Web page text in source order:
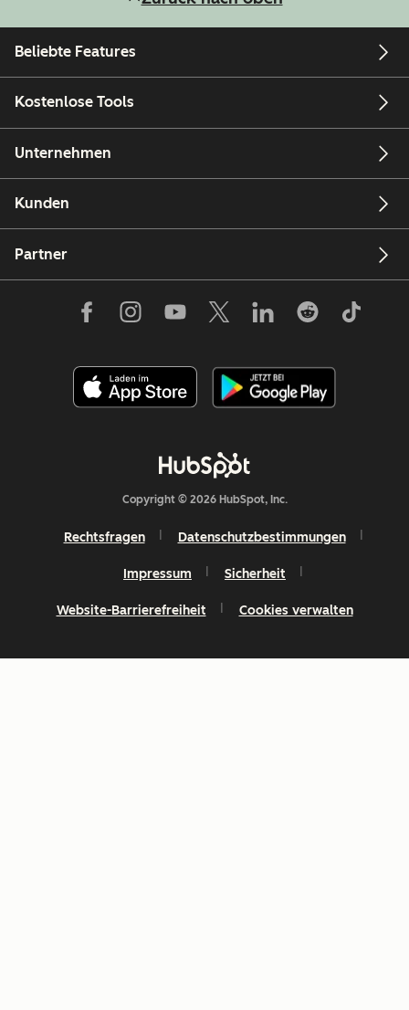
Beliebte Features
Kostenlose Tools
Unternehmen
Kunden
Partner
Copyright © 2026 HubSpot, Inc.
Rechtsfragen Datenschutzbestimmungen
Impressum Sicherheit
Website-Barrierefreiheit Cookies verwalten